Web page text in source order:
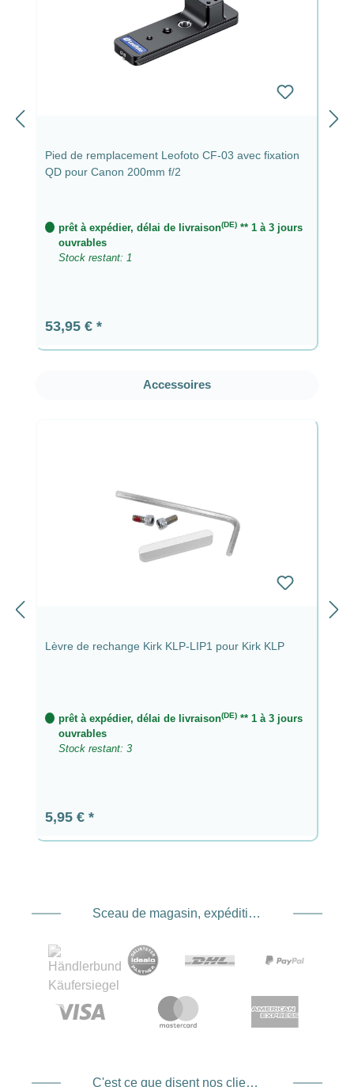
Pied de remplacement Leofoto CF-03 avec fixation
QD pour Canon 200mm f/2
prêt à expédier, délai de livraison(DE)** 1 à 3 jours
ouvrables
Stock restant: 1
Prix régulier :
53,95 €
Ignorer la galerie de produits
Accessoires
Lèvre de rechange Kirk KLP-LIP1 pour Kirk KLP
prêt à expédier, délai de livraison(DE)** 1 à 3 jours
ouvrables
Stock restant: 3
Prix régulier :
5,95 €
Sceau de magasin, expédition et expédition. Prestataire de services de paiement
C'est ce que disent nos clients